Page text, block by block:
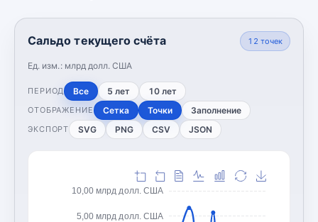
Сальдо текущего счёта
Ед. изм.: млрд долл. США
12 точек
ПЕРИОД Все 5 лет 10 лет
ОТОБРАЖЕНИЕ Сетка Точки Заполнение
ЭКСПОРТ SVG PNG CSV JSON
5,00 млрд долл. США
10,00 млрд долл. США